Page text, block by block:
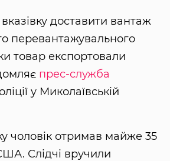
доставити вантаж
перевантажувального
товар експортовали
прес-служба
у Миколаївській
чоловік отримав майже 35
Слідчі вручили